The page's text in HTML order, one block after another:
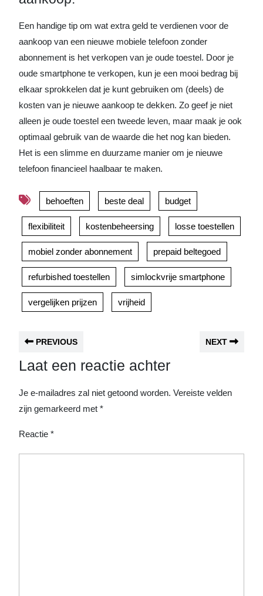
Een handige tip om wat extra geld te verdienen voor de
aankoop van een nieuwe mobiele telefoon zonder
abonnement is het verkopen van je oude toestel. Door je
oude smartphone te verkopen, kun je een mooi bedrag bij
elkaar sprokkelen dat je kunt gebruiken om (deels) de
kosten van je nieuwe aankoop te dekken. Zo geef je niet
alleen je oude toestel een tweede leven, maar maak je ook
optimaal gebruik van de waarde die het nog kan bieden.
Het is een slimme en duurzame manier om je nieuwe
telefoon financieel haalbaar te maken.
behoeften beste deal budget
flexibiliteit kostenbeheersing losse toestellen
mobiel zonder abonnement prepaid beltegoed
refurbished toestellen simlockvrije smartphone
vergelijken prijzen vrijheid
PREVIOUS NEXT
Laat een reactie achter
Je e-mailadres zal niet getoond worden. Vereiste velden
zijn gemarkeerd met *
Reactie *